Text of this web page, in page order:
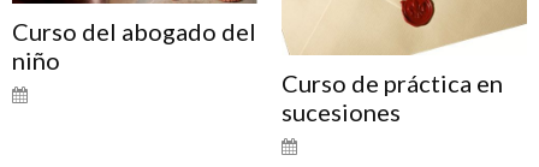
Curso del abogado del
niño
Curso de práctica en
sucesiones